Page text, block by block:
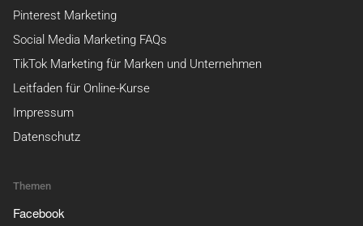
Pinterest Marketing
Social Media Marketing FAQs
TikTok Marketing für Marken und Unternehmen
Leitfaden für Online-Kurse
Impressum
Datenschutz
Themen
Facebook